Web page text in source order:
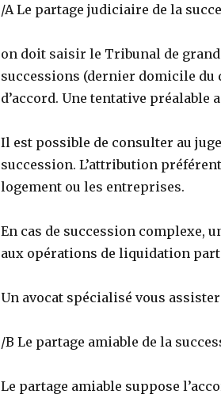
/A Le partage judiciaire de la
on doit saisir le Tribunal de
successions (dernier domicile du
d’accord. Une tentative préalable
Il est possible de consulter au
succession. L’attribution
logement ou les entreprises.
En cas de succession complexe,
aux opérations de liquidation
Un avocat spécialisé vous
/B Le partage amiable de la
Le partage amiable suppose